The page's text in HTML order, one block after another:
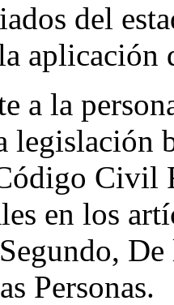
del
aplicación
a la
legislación
Civil
en los
Personas.